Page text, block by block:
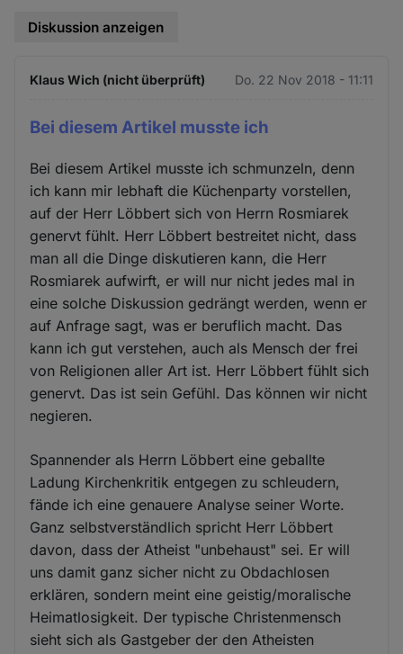
Diskussion anzeigen
Klaus Wich (nicht überprüft) Do. 22 Nov 2018 - 11:11
Bei diesem Artikel musste ich
Bei diesem Artikel musste ich schmunzeln, denn
ich kann mir lebhaft die Küchenparty vorstellen,
auf der Herr Löbbert sich von Herrn Rosmiarek
genervt fühlt. Herr Löbbert bestreitet nicht, dass
man all die Dinge diskutieren kann, die Herr
Rosmiarek aufwirft, er will nur nicht jedes mal in
eine solche Diskussion gedrängt werden, wenn er
auf Anfrage sagt, was er beruflich macht. Das
kann ich gut verstehen, auch als Mensch der frei
von Religionen aller Art ist. Herr Löbbert fühlt sich
genervt. Das ist sein Gefühl. Das können wir nicht
negieren.
Spannender als Herrn Löbbert eine geballte
Ladung Kirchenkritik entgegen zu schleudern,
fände ich eine genauere Analyse seiner Worte.
Ganz selbstverständlich spricht Herr Löbbert
davon, dass der Atheist "unbehaust" sei. Er will
uns damit ganz sicher nicht zu Obdachlosen
erklären, sondern meint eine geistig/moralische
Heimatlosigkeit. Der typische Christenmensch
sieht sich als Gastgeber der den Atheisten